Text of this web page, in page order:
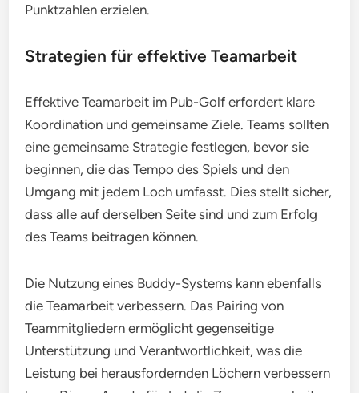
Punktzahlen erzielen.
Strategien für effektive Teamarbeit
Effektive Teamarbeit im Pub-Golf erfordert klare
Koordination und gemeinsame Ziele. Teams sollten
eine gemeinsame Strategie festlegen, bevor sie
beginnen, die das Tempo des Spiels und den
Umgang mit jedem Loch umfasst. Dies stellt sicher,
dass alle auf derselben Seite sind und zum Erfolg
des Teams beitragen können.
Die Nutzung eines Buddy-Systems kann ebenfalls
die Teamarbeit verbessern. Das Pairing von
Teammitgliedern ermöglicht gegenseitige
Unterstützung und Verantwortlichkeit, was die
Leistung bei herausfordernden Löchern verbessern